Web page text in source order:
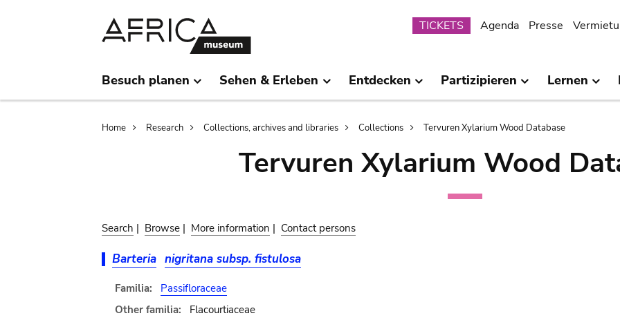
Submenu
TICKETS Agenda Presse
Besuch planen Sehen & Erleben Entdecken Partizipieren Lernen
Breadcrumb
Home Research Collections, archives and libraries Collections Tervuren Xylarium Wood Database
Tervuren Xylarium Wood
Search | Browse | More information | Contact persons
Barteria nigritana subsp. fistulosa
Familia:
Passifloraceae
Other familia:
Flacourtiaceae